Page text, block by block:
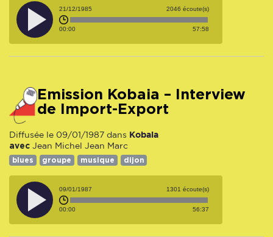
21/12/1985 2046 écoute(s)
00:00 57:58
Emission Kobaia – Interview
de Import-Export
Diffusée le 09/01/1987 dans Kobaia
avec Jean Michel Jean Marc
blues groupe musique dijon
09/01/1987 1301 écoute(s)
00:00 56:37